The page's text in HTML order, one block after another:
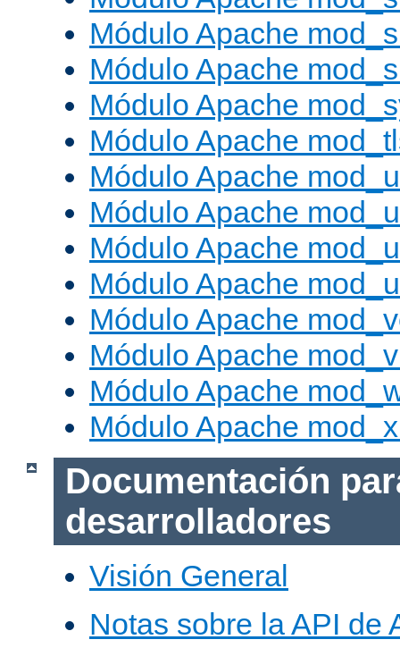
Módulo Apache
Módulo Apache
Módulo Apache
Módulo Apache
Módulo Apache
Módulo Apache
Módulo Apache
Módulo Apache
Módulo Apache
Módulo Apache
Módulo Apache
Módulo Apache
Documentación
desarrolladores
Visión General
Notas sobre la API de